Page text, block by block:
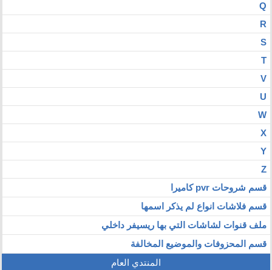
Q
R
S
T
V
U
W
X
Y
Z
قسم شروحات pvr كاميرا
قسم فلاشات انواع لم يذكر اسمها
ملف قنوات لشاشات التي بها ريسيفر داخلي
قسم المحزوفات والموضيع المخالفة
المنتدي العام